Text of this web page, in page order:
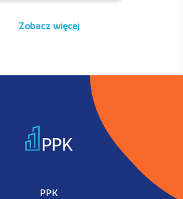
Zobacz więcej
PPK